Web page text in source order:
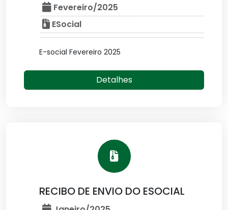
Fevereiro/2025
ESocial
E-social Fevereiro 2025
Detalhes
RECIBO DE ENVIO DO ESOCIAL